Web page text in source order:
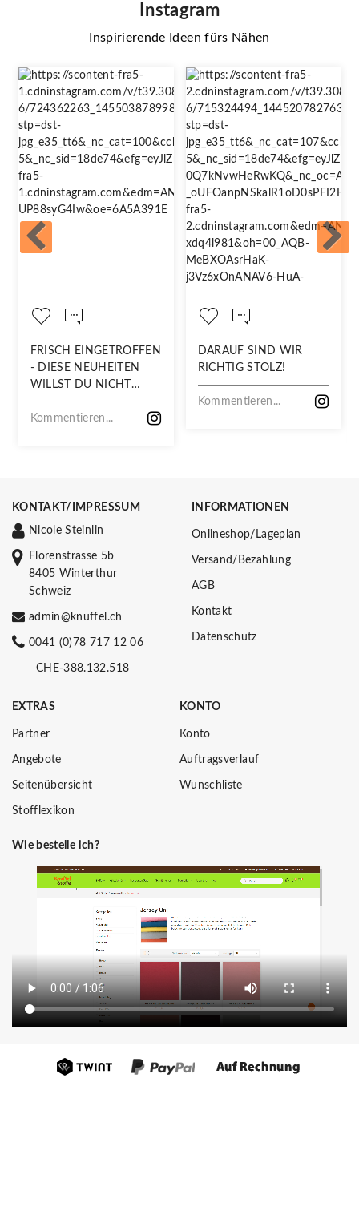
Instagram
Inspirierende Ideen fürs Nähen
FRISCH EINGETROFFEN
- DIESE NEUHEITEN
WILLST DU NICHT
VERPASSEN!
Kommentieren...
DARAUF SIND WIR
RICHTIG STOLZ!
Kommentieren...
KONTAKT/IMPRESSUM
Nicole Steinlin
Florenstrasse 5b
8405 Winterthur
Schweiz
admin@knuffel.ch
0041 (0)78 717 12 06
CHE-388.132.518
INFORMATIONEN
Onlineshop/Lageplan
Versand/Bezahlung
AGB
Kontakt
Datenschutz
EXTRAS
Partner
Angebote
Seitenübersicht
Stofflexikon
KONTO
Konto
Auftragsverlauf
Wunschliste
Wie bestelle ich?